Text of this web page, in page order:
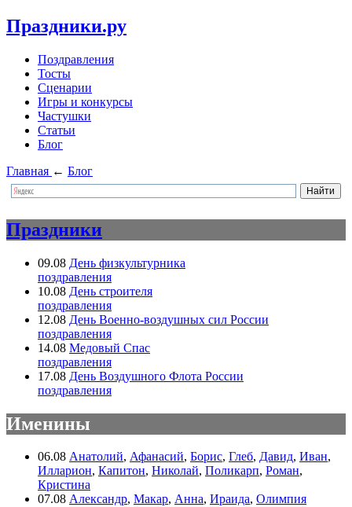
Праздники.ру
Поздравления
Тосты
Сценарии
Игры и конкурсы
Частушки
Статьи
Блог
Главная ← Блог
Праздники
09.08 День физкультурника
поздравления
10.08 День строителя
поздравления
12.08 День Военно-воздушных сил России
поздравления
14.08 Медовый Спас
поздравления
17.08 День Воздушного Флота России
поздравления
Именины
06.08 Анатолий, Афанасий, Борис, Глеб, Давид, Иван,
Илларион, Капитон, Николай, Поликарп, Роман,
Кристина
07.08 Александр, Макар, Анна, Ираида, Олимпия